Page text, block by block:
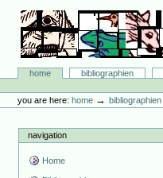
content.
navigation
Bibliographie-Portal
Sectionshome bibliographien
tools
you are here: home →bibliographien
navigation
Home